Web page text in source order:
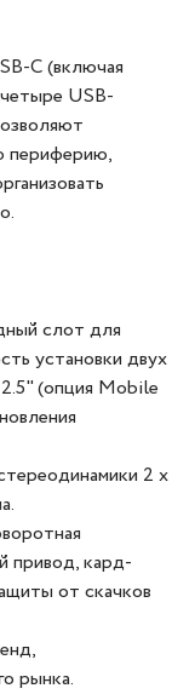
C (включая
USB-
периферию,
слот для
установки двух
(опция Mobile
2 x
привод, кард-
от скачков
рынка.